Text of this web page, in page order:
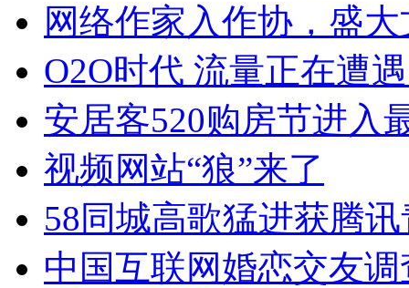
网络作家入作协，盛
O2O时代 流量正在遭
安居客520购房节进入
视频网站“狼”来了
58同城高歌猛进获腾
中国互联网婚恋交友